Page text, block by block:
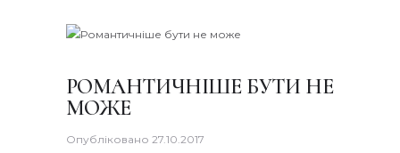
РОМАНТИЧНІШЕ БУТИ НЕ
МОЖЕ
Опубліковано 27.10.2017